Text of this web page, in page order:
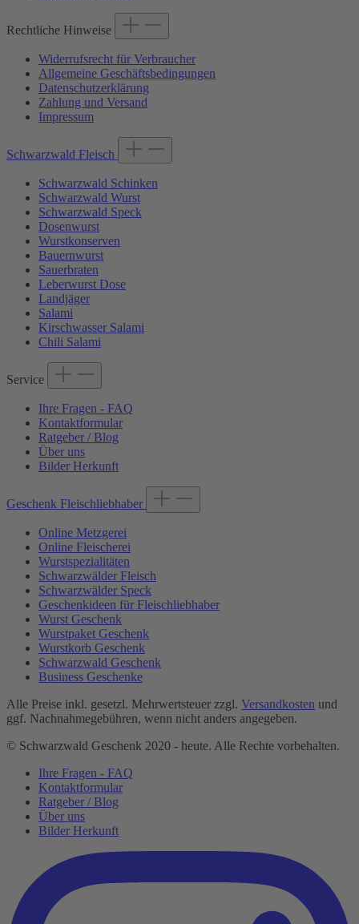
Rechtliche Hinweise
Widerrufsrecht für Verbraucher
Allgemeine Geschäftsbedingungen
Datenschutzerklärung
Zahlung und Versand
Impressum
Schwarzwald Fleisch
Schwarzwald Schinken
Schwarzwald Wurst
Schwarzwald Speck
Dosenwurst
Wurstkonserven
Bauernwurst
Sauerbraten
Leberwurst Dose
Landjäger
Salami
Kirschwasser Salami
Chili Salami
Service
Ihre Fragen - FAQ
Kontaktformular
Ratgeber / Blog
Über uns
Bilder Herkunft
Geschenk Fleischliebhaber
Online Metzgerei
Online Fleischerei
Wurstspezialitäten
Schwarzwälder Fleisch
Schwarzwälder Speck
Geschenkideen für Fleischliebhaber
Wurst Geschenk
Wurstpaket Geschenk
Wurstkorb Geschenk
Schwarzwald Geschenk
Business Geschenke
Alle Preise inkl. gesetzl. Mehrwertsteuer zzgl. Versandkosten und
ggf. Nachnahmegebühren, wenn nicht anders angegeben.
© Schwarzwald Geschenk 2020 - heute. Alle Rechte vorbehalten.
Ihre Fragen - FAQ
Kontaktformular
Ratgeber / Blog
Über uns
Bilder Herkunft